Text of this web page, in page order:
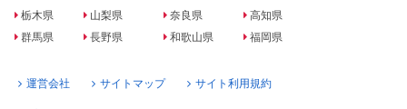
栃木県
群馬県
山梨県
長野県
奈良県
和歌山県
高知県
福岡県
運営会社 サイトマップ サイト利用規約